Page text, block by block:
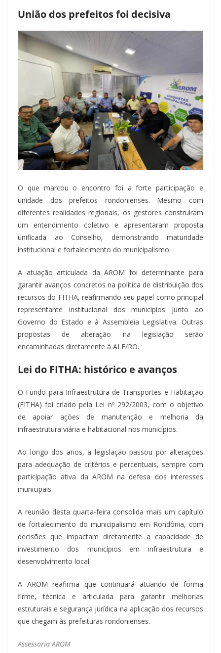
União dos prefeitos foi decisiva
O que marcou o encontro foi a forte participação e
unidade dos prefeitos rondonienses. Mesmo com
diferentes realidades regionais, os gestores construíram
um entendimento coletivo e apresentaram proposta
unificada ao Conselho, demonstrando maturidade
institucional e fortalecimento do municipalismo.
A atuação articulada da AROM foi determinante para
garantir avanços concretos na política de distribuição dos
recursos do FITHA, reafirmando seu papel como principal
representante institucional dos municípios junto ao
Governo do Estado e à Assembleia Legislativa. Outras
propostas de alteração na legislação serão
encaminhadas diretamente à ALE/RO.
Lei do FITHA: histórico e avanços
O Fundo para Infraestrutura de Transportes e Habitação
(FITHA) foi criado pela Lei nº 292/2003, com o objetivo
de apoiar ações de manutenção e melhoria da
infraestrutura viária e habitacional nos municípios.
Ao longo dos anos, a legislação passou por alterações
para adequação de critérios e percentuais, sempre com
participação ativa da AROM na defesa dos interesses
municipais.
A reunião desta quarta-feira consolida mais um capítulo
de fortalecimento do municipalismo em Rondônia, com
decisões que impactam diretamente a capacidade de
investimento dos municípios em infraestrutura e
desenvolvimento local.
A AROM reafirma que continuará atuando de forma
firme, técnica e articulada para garantir melhorias
estruturais e segurança jurídica na aplicação dos recursos
que chegam às prefeituras rondonienses.
Assessoria AROM